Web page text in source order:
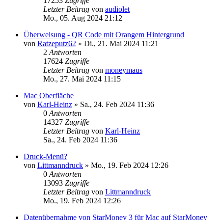
Letzter Beitrag von audiolet
Mo., 05. Aug 2024 21:12
Überweisung - QR Code mit Orangem Hintergrund
von Ratzeputz62 » Di., 21. Mai 2024 11:21
2 Antworten
17624 Zugriffe
Letzter Beitrag von moneymaus
Mo., 27. Mai 2024 11:15
Mac Oberfläche
von Karl-Heinz » Sa., 24. Feb 2024 11:36
0 Antworten
14327 Zugriffe
Letzter Beitrag von Karl-Heinz
Sa., 24. Feb 2024 11:36
Druck-Menü?
von Littmanndruck » Mo., 19. Feb 2024 12:26
0 Antworten
13093 Zugriffe
Letzter Beitrag von Littmanndruck
Mo., 19. Feb 2024 12:26
Datenübernahme von StarMoney 3 für Mac auf StarMoney